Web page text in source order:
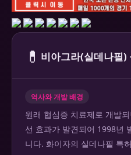
💊 비아그라(실데나필)
역사와 개발 배경
원래 협심증 치료제로 개발
선 효과가 발견되어 1998년
니다. 화이자의 실데나필 특